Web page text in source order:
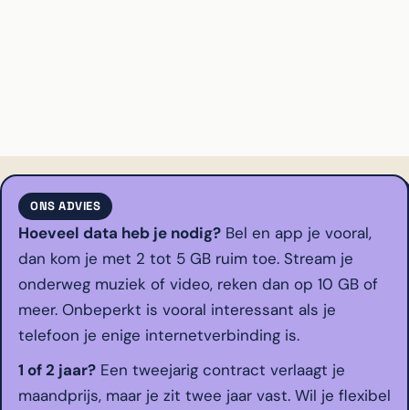
ONS ADVIES
Hoeveel data heb je nodig? Bel en app je vooral,
dan kom je met 2 tot 5 GB ruim toe. Stream je
onderweg muziek of video, reken dan op 10 GB of
meer. Onbeperkt is vooral interessant als je
telefoon je enige internetverbinding is.
1 of 2 jaar? Een tweejarig contract verlaagt je
maandprijs, maar je zit twee jaar vast. Wil je flexibel